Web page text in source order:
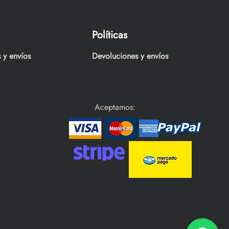
y envíos
Políticas
Devoluciones y envíos
Aceptamos: